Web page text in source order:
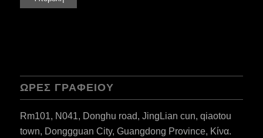
ΏΡΕΣ ΓΡΑΦΕΊΟΥ
Rm101, N041, Donghu road, JingLian cun, qiaotou
town, Donggguan City, Guangdong Province, Κίνα.